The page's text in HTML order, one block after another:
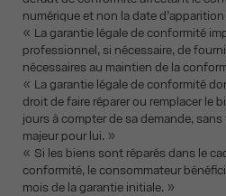
numérique et non la date
« La garantie légale de conformité
professionnel, si nécessaire, de
nécessaires au maintien de la
« La garantie légale de conformité
droit de faire réparer ou remplacer le
jours à compter de sa demande,
majeur pour lui. »
« Si les biens sont réparés dans le
conformité, le consommateur
mois de la garantie initiale. »